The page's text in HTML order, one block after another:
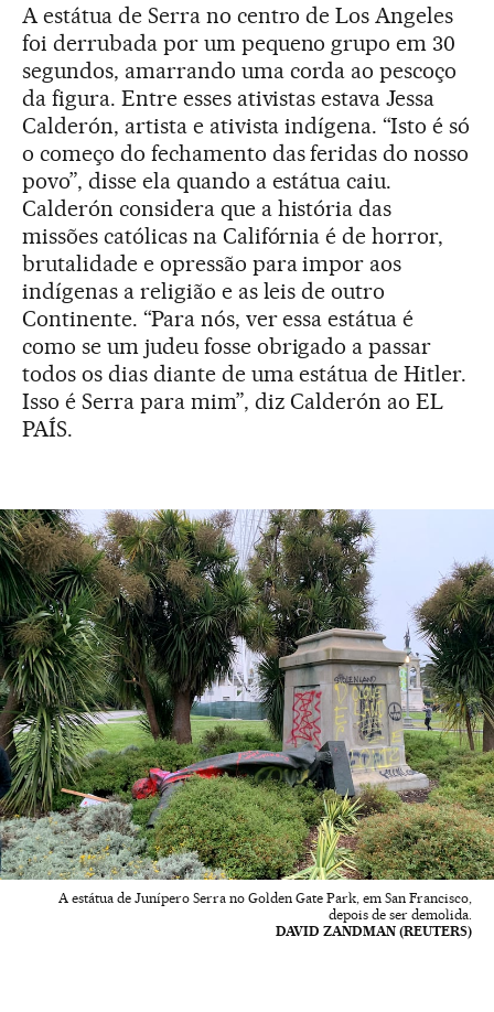
A estátua de Serra no centro de Los Angeles
foi derrubada por um pequeno grupo em 30
segundos, amarrando uma corda ao pescoço
da figura. Entre esses ativistas estava Jessa
Calderón, artista e ativista indígena. “Isto é só
o começo do fechamento das feridas do nosso
povo”, disse ela quando a estátua caiu.
Calderón considera que a história das
missões católicas na Califórnia é de horror,
brutalidade e opressão para impor aos
indígenas a religião e as leis de outro
Continente. “Para nós, ver essa estátua é
como se um judeu fosse obrigado a passar
todos os dias diante de uma estátua de Hitler.
Isso é Serra para mim”, diz Calderón ao EL
PAÍS.
A estátua de Junípero Serra no Golden Gate Park, em San Francisco,
depois de ser demolida.
DAVID ZANDMAN (REUTERS)